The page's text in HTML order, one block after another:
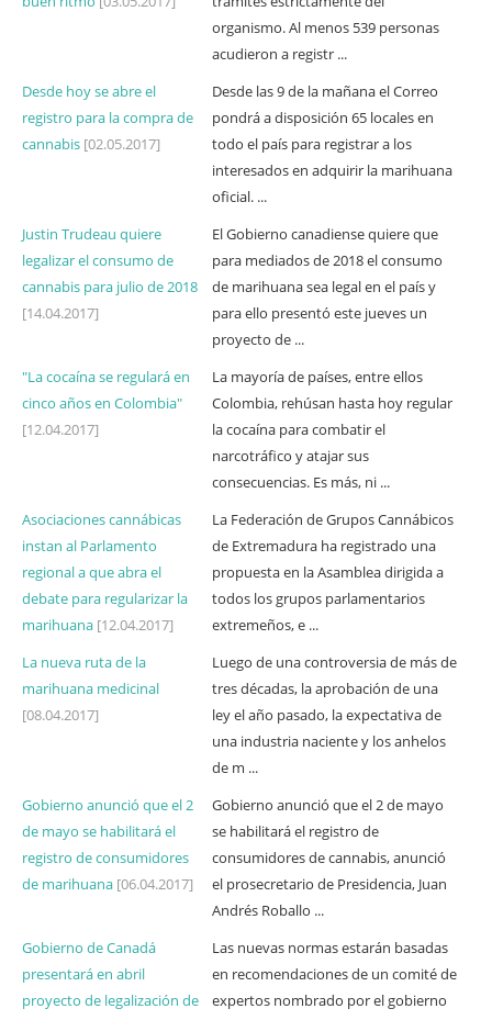
organismo. Al menos 539 personas
acudieron a registr ...
Desde hoy se abre el
registro para la compra de
cannabis [02.05.2017]
Desde las 9 de la mañana el Correo
pondrá a disposición 65 locales en
todo el país para registrar a los
interesados en adquirir la marihuana
oficial. ...
Justin Trudeau quiere
legalizar el consumo de
cannabis para julio de 2018
[14.04.2017]
El Gobierno canadiense quiere que
para mediados de 2018 el consumo
de marihuana sea legal en el país y
para ello presentó este jueves un
proyecto de ...
"La cocaína se regulará en
cinco años en Colombia"
[12.04.2017]
La mayoría de países, entre ellos
Colombia, rehúsan hasta hoy regular
la cocaína para combatir el
narcotráfico y atajar sus
consecuencias. Es más, ni ...
Asociaciones cannábicas
instan al Parlamento
regional a que abra el
debate para regularizar la
marihuana [12.04.2017]
La Federación de Grupos Cannábicos
de Extremadura ha registrado una
propuesta en la Asamblea dirigida a
todos los grupos parlamentarios
extremeños, e ...
La nueva ruta de la
marihuana medicinal
[08.04.2017]
Luego de una controversia de más de
tres décadas, la aprobación de una
ley el año pasado, la expectativa de
una industria naciente y los anhelos
de m ...
Gobierno anunció que el 2
de mayo se habilitará el
registro de consumidores
de marihuana [06.04.2017]
Gobierno anunció que el 2 de mayo
se habilitará el registro de
consumidores de cannabis, anunció
el prosecretario de Presidencia, Juan
Andrés Roballo ...
Gobierno de Canadá
presentará en abril
proyecto de legalización de
Las nuevas normas estarán basadas
en recomendaciones de un comité de
expertos nombrado por el gobierno